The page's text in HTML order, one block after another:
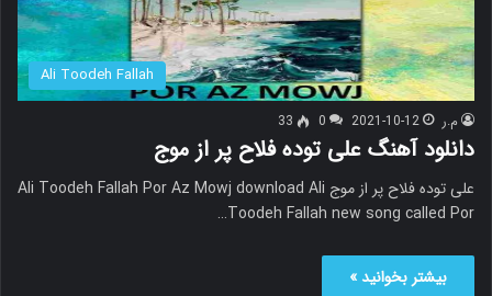
Ali Toodeh Fallah
م.ر 2021-10-12
0
33
دانلود آهنگ علی توده فلاح پر از موج
علی توده فلاح پر از موج Ali Toodeh Fallah Por Az Mowj download Ali
Toodeh Fallah new song called Por…
بیشتر بخوانید »